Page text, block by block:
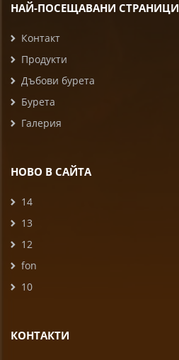
НАЙ-ПОСЕЩАВАНИ СТРАНИЦИ
Контакт
Продукти
Дъбови бурета
Бурета
Галерия
НОВО В САЙТА
14
13
12
fon
10
КОНТАКТИ